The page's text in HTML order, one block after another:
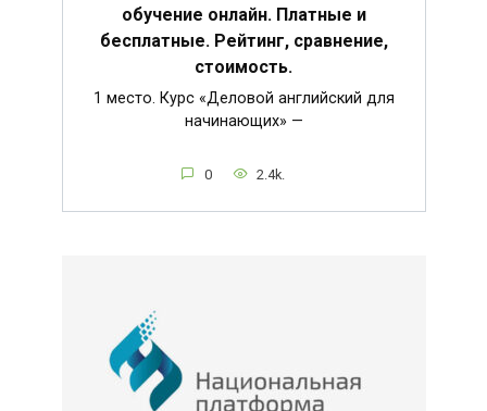
обучение онлайн. Платные и
бесплатные. Рейтинг, сравнение,
стоимость.
1 место. Курс «Деловой английский для
начинающих» —
0 2.4k.